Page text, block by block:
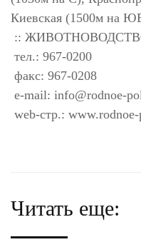
Киевская (1500м на
::
тел.: 967-0200
факс: 967-0208
e-mail: info@rodnoe-
web-стр.:
Читать еще: